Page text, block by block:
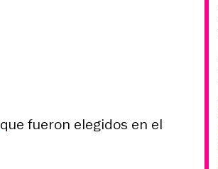
que fueron elegidos en el